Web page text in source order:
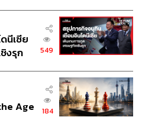
นีเซีย
งรุก
549
Age
184